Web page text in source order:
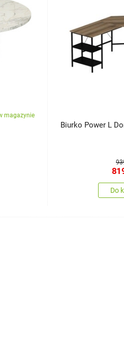
magazynie
Biurko Power L
Do